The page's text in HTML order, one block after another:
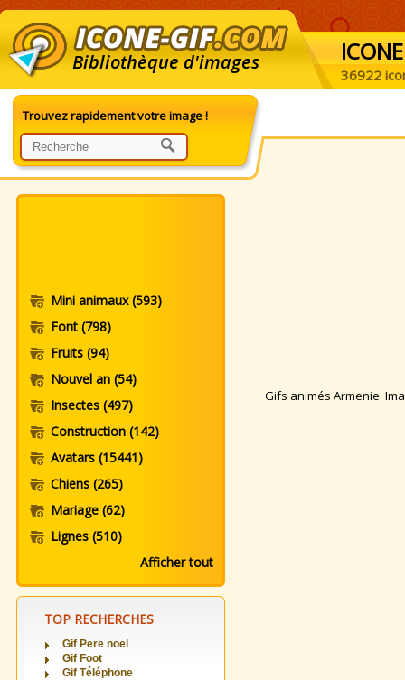
Bibliothèque d'images ICONE
36922
Trouvez rapidement votre image !
Mini animaux(593)
Font (798)
Fruits (94)
Nouvel an (54)
Insectes (497)
Construction (142)
Avatars (15441)
Chiens (265)
Mariage (62)
Lignes (510)
Afficher tout
TOP RECHERCHES
Gif Pere noel
Gif Foot
Gif Téléphone
Gifs animés Armenie.